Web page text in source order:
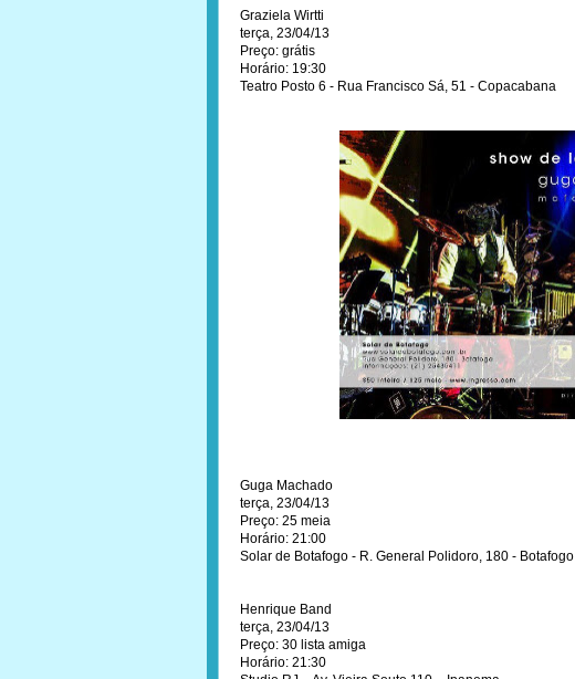
Graziela Wirtti
terça, 23/04/13
Preço: grátis
Horário: 19:30
Teatro Posto 6 - Rua Francisco Sá, 51 - Copacabana
Guga Machado
terça, 23/04/13
Preço: 25 meia
Horário: 21:00
Solar de Botafogo - R. General Polidoro, 180 - Botafogo
Henrique Band
terça, 23/04/13
Preço: 30 lista amiga
Horário: 21:30